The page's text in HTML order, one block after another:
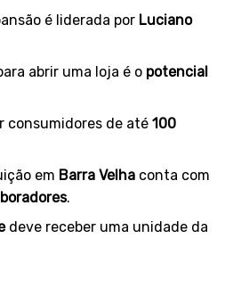
é liderada por Luciano
abrir uma loja é o potencial
consumidores de até 100
em Barra Velha conta com
.
deve receber uma unidade da